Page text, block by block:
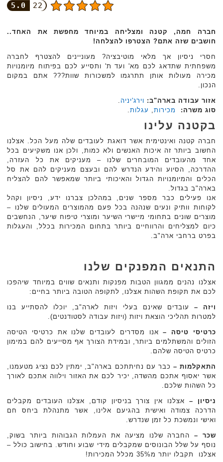
5.0 22
חברה חמה, קטנה ומצליחה במיוחד מחפשת את האחד..
חושבים שזה אתם? הצטרפו להצלחה!
חסרי ניסיון אך מלאי מוטיבציה? מעוניינים להצטרף לחברה
משפחתית שתדאג לכם מא' ועד ת' ותסייע לכם בפיתוח מיומנויות
מכירה מעולות אותן תתרגמו למשכורות שוות??? אתם במקום
הנכון.
אזור עבודה בארה"ב: וירג'יניה
סוג משרה:
מכירות עגלות
בקטנה עלינו
חברה קטנה ואינטימית אשר דואגת לעובדים שלה מעל הכל. אצלנו
החשוב ביותר זה איכות האנשים ולא כמות, ולכן אנו משקיעים בכל
אחד מהעובדים המובחרים שלנו – מעניקים את כל העזרה,
ההדרכה, הסיוע והידע הנדרש להם ובעצם מעניקים להם את סל
הכלים והמיומנויות הגדול והאיכותי ביותר שמאפשר להם להצליח
בארה"ב בגדול.
אנו פעילים כבר מספר שנים, במהלכן צברנו ידע, ניסיון וקהל
לקוחות וותיק ונעים שנהנה בכל פעם מהמוצרים המעולים שלנו –
מוצרים שונים בתחומי מיישרי השיער ומוצרי טיפוח שיער, הנחשבים
כיום למצליחים והרווחיים ביותר בתחום המכירות בכלל, והעגלות
בפרט ברחבי ארה"ב.
התנאים המפנקים שלנו
אצלנו נהנים ממגוון הטבות מפנקות ותנאים שווים במיוחד שיהפכו
לכם את תקופת השהות אצלנו, לתקופה הטובה ביותר בחיים:
ויזה – עובדים שאינם בעלי ויזות לארה"ב, יוכלו להסתייע בנו
למטרות תהליכי הוצאת ויזות (ויזות עבודה לסטודנטים).
כרטיסי טיסה –אנו מסדרים לעובדים שלנו את כרטיסי הטיסה
הזולים והמשתלמים ביותר, ובמידת הצורך אף מסייעים להם במימון
כרטיס הטיסה שלהם.
התאקלמות – כבר עם נחיתתכם בארה"ב, ימתין לכם נציג מטעמנו,
אשר יאסוף אתכם מהשדה, יכיר לכם את האזור וילווה אתכם לאורך
כל השהות שלכם.
ניסיון – אצלנו אין צורך בניסיון קודם, אצלנו העובדים מקבלים
הדרכה צמודה ואישית בהגיעם אלינו, אשר מתנהלת ביחס חם
ואישי ונמשכת כל זמן שנדרש.
שכר – החברה שלנו מציעה את העמלות הגבוהות ביותר בשוק,
נוסף על שלל הבונוסים שמקבלים מידי שבוע וחודש. בחישוב כולל –
אצלנו תקבלו יותר מ35% מכלל המכירות!